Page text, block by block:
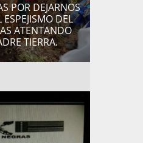
POR DEJARNOS
DEL
ATENTANDO
TIERRA.